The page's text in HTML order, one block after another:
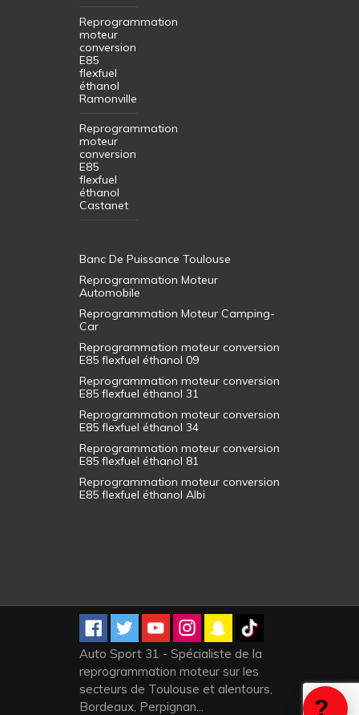
Reprogrammation
moteur
conversion
E85
flexfuel
éthanol
Ramonville
Reprogrammation
moteur
conversion
E85
flexfuel
éthanol
Castanet
Banc De Puissance Toulouse
Reprogrammation Moteur
Automobile
Reprogrammation Moteur Camping-
Car
Reprogrammation moteur conversion
E85 flexfuel éthanol 09
Reprogrammation moteur conversion
E85 flexfuel éthanol 31
Reprogrammation moteur conversion
E85 flexfuel éthanol 34
Reprogrammation moteur conversion
E85 flexfuel éthanol 81
Reprogrammation moteur conversion
E85 flexfuel éthanol Albi
Auto Sport 31 - Spécialiste de la
reprogrammation moteur sur les
secteurs de Toulouse et alentours,
Bordeaux, Perpignan...